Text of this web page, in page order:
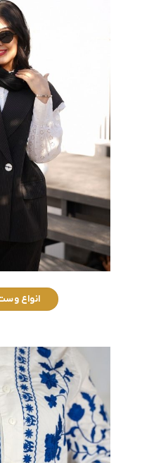
انواع